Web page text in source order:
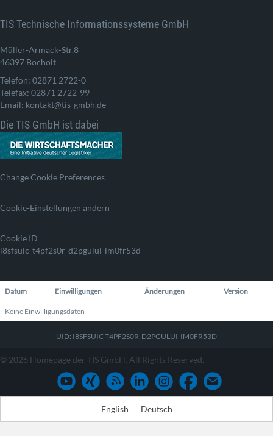
TIS Technische Informationssysteme GmbH
Müller-Armack-Str.8
46397 Bocholt
Telefon: 02871 2722-0
Telefax: 02871 2722-99
Email: kontakt@tis-gmbh.de
Die TIS GmbH ist dabei
Change Cookie Preferences
Cookie-Einstellungen ändern
Cookie ID
i8sfsuic-t4pf2s0r-d2pgului-im0fr53d
Datum Einwilligungen Änderungen Version
Keine Einwilligungsdaten
UID: I8SFSUIC-T4PF2S0R-D2PGULUI-IM0FR53D
© 2026 Homepage der TIS GmbH. All Rights Reserved.
English Deutsch